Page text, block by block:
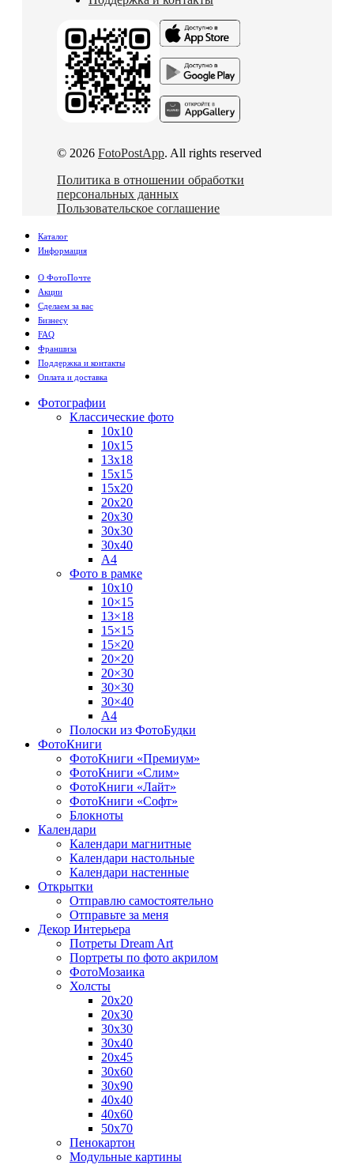
© 2026 FotoPostApp. All rights reserved
Политика в отношении обработки
персональных данных
Пользовательское соглашение
Каталог
Информация
О ФотоПочте
Акции
Сделаем за вас
Бизнесу
FAQ
Франшиза
Поддержка и контакты
Оплата и доставка
Фотографии
Классические фото
10х10
10х15
13х18
15х15
15х20
20х20
20х30
30х30
30х40
А4
Фото в рамке
10х10
10×15
13×18
15×15
15×20
20×20
20×30
30×30
30×40
A4
Полоски из ФотоБудки
ФотоКниги
ФотоКниги «Премиум»
ФотоКниги «Слим»
ФотоКниги «Лайт»
ФотоКниги «Софт»
Блокноты
Календари
Календари магнитные
Календари настольные
Календари настенные
Открытки
Отправлю самостоятельно
Отправьте за меня
Декор Интерьера
Потреты Dream Art
Портреты по фото акрилом
ФотоМозаика
Холсты
20х20
20х30
30х30
30х40
20х45
30х60
30х90
40х40
40х60
50х70
Пенокартон
Модульные картины